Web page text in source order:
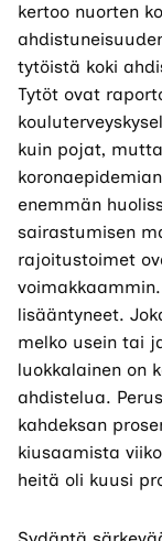
kertoo nuorten
tytöistä koki
Tytöt ovat
kuin pojat,
enemmän
sairastumisen
rajoitustoimet
lisääntyneet.
melko usein tai
luokkalainen on
ahdistelua.
kahdeksan
kiusaamista
heitä oli kuusi